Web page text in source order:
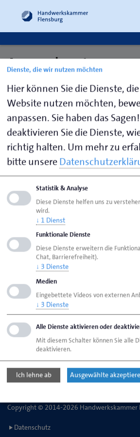
Suche
Ansprechpartner:
Meisterprüfung:
Wohlfahrt,
Nicole
0461 866-
170
Seite drucken
aktualisiert am 07. Aug. 2026
Handwerkskammer Flensburg
Bereiche
Handwerkskammer Flensburg
Johanniskirchhof 1-7
Telefon: 0461 866-0
E-Mail:info@hwk-flensburg.de
Copyright © 2014-2026 Handwerkskammer
Datenschutz
Dienste, die wir nutzen möchten
Hier können Sie die Dienste,
Website nutzen möchten,
anpassen. Sie haben das
deaktivieren Sie die Dienste,
richtig halten. Um mehr zu
bitte unsere
Statistik & Analyse
Diese Dienste helfen uns zu
wird.
↓ 1 Dienst
Funktionale Dienste
Diese Dienste erweitern die
Chat, Barrierefreiheit).
↓ 3 Dienste
Medien
Eingebettete Videos von externen
↓ 3 Dienste
Alle Dienste aktivieren oder
Mit diesem Schalter können Sie alle
deaktivieren.
Ich lehne ab Ausgewählte